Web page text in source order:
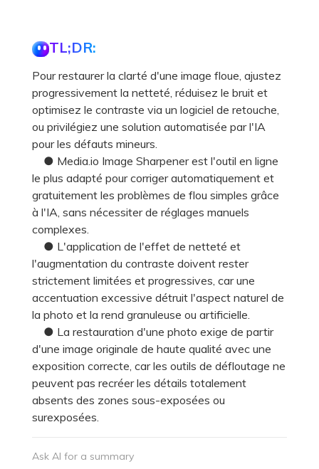
TL;DR:
Pour restaurer la clarté d'une image floue, ajustez
progressivement la netteté, réduisez le bruit et
optimisez le contraste via un logiciel de retouche,
ou privilégiez une solution automatisée par l'IA
pour les défauts mineurs.
● Media.io Image Sharpener est l'outil en ligne
le plus adapté pour corriger automatiquement et
gratuitement les problèmes de flou simples grâce
à l'IA, sans nécessiter de réglages manuels
complexes.
● L'application de l'effet de netteté et
l'augmentation du contraste doivent rester
strictement limitées et progressives, car une
accentuation excessive détruit l'aspect naturel de
la photo et la rend granuleuse ou artificielle.
● La restauration d'une photo exige de partir
d'une image originale de haute qualité avec une
exposition correcte, car les outils de défloutage ne
peuvent pas recréer les détails totalement
absents des zones sous-exposées ou
surexposées.
Ask AI for a summary